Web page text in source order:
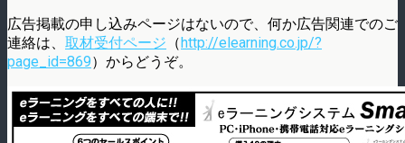
広告掲載の申し込みページはないので、何か広告関連でのご
連絡は、 取材受付ページ （http://elearning.co.jp/?
page_id=869）からどうぞ。